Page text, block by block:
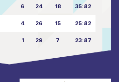
6 24 18 35:82
4 26 15 25:82
1 29 7 23:87